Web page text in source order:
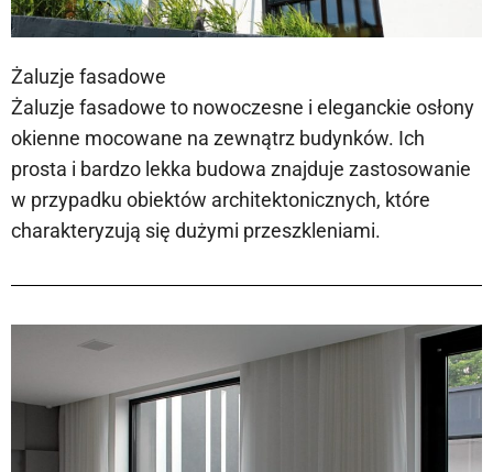
Żaluzje fasadowe
Żaluzje fasadowe to nowoczesne i eleganckie osłony
okienne mocowane na zewnątrz budynków. Ich
prosta i bardzo lekka budowa znajduje zastosowanie
w przypadku obiektów architektonicznych, które
charakteryzują się dużymi przeszkleniami.